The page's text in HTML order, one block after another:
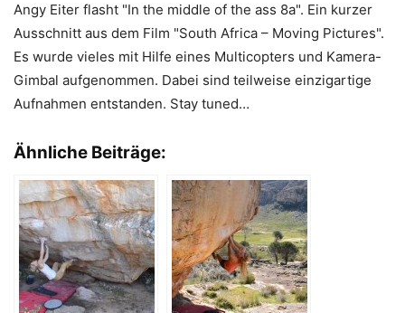
Angy Eiter flasht "In the middle of the ass 8a". Ein kurzer
Ausschnitt aus dem Film "South Africa – Moving Pictures".
Es wurde vieles mit Hilfe eines Multicopters und Kamera-
Gimbal aufgenommen. Dabei sind teilweise einzigartige
Aufnahmen entstanden. Stay tuned…
Ähnliche Beiträge: